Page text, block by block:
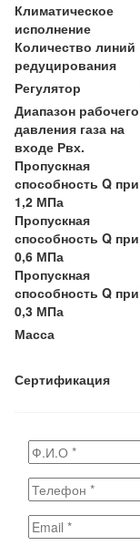
Климатическое
исполнение
Количество линий
редуцирования
Регулятор
Диапазон рабочего
давления газа на
входе Рвх.
Пропускная
способность Q при
1,2 МПа
Пропускная
способность Q при
0,6 МПа
Пропускная
способность Q при
0,3 МПа
Масса
Сертификация